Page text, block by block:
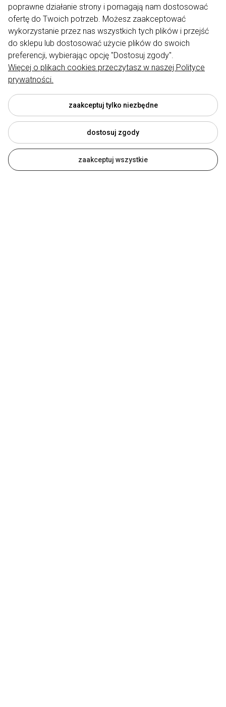
FREE DELIVERY
Darmowa dostawaod 299 zł
poprawne działanie strony i pomagają nam dostosować
ofertę do Twoich potrzeb. Możesz zaakceptować
wykorzystanie przez nas wszystkich tych plików i przejść
do sklepu lub dostosować użycie plików do swoich
preferencji, wybierając opcję "Dostosuj zgody".
Więcej o plikach cookies przeczytasz w naszej Polityce
prywatności.
zaakceptuj tylko niezbędne
dostosuj zgody
zaakceptuj wszystkie